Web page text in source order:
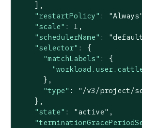
    ],
"restartPolicy" : "Always"
"scale" : 1 ,
"schedulerName" :
"selector" : {
"matchLabels" : {
      },
"type" :
"/v3/project/
    },
"state" : "active" ,